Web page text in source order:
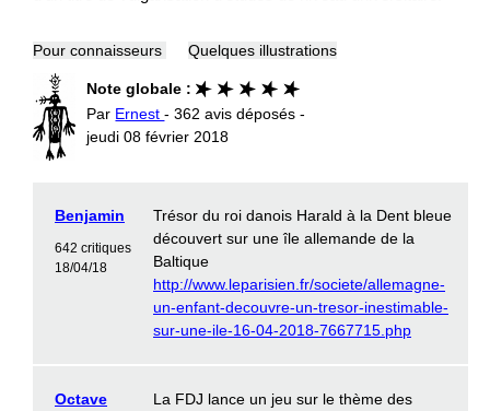
Pour connaisseurs Quelques illustrations
Note globale :
Par Ernest- 362 avis déposés -
jeudi 08 février 2018
Benjamin
642 critiques
18/04/18
Trésor du roi danois Harald à la Dent bleue
découvert sur une île allemande de la
Baltique
http://www.leparisien.fr/societe/allemagne-
un-enfant-decouvre-un-tresor-inestimable-
sur-une-ile-16-04-2018-7667715.php
Octave
La FDJ lance un jeu sur le thème des